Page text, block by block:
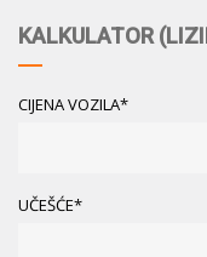
KALKULATOR
CIJENA VOZILA*
UČEŠĆE*